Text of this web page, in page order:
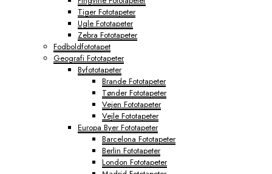
Tiger Fototapeter
Ugle Fototapeter
Zebra Fototapeter
Fodboldfototapet
Geografi Fototapeter
Byfototapeter
Brande Fototapeter
Tønder Fototapeter
Vejen Fototapeter
Vejle Fototapeter
Europa Byer Fototapeter
Barcelona Fototapeter
Berlin Fototapeter
London Fototapeter